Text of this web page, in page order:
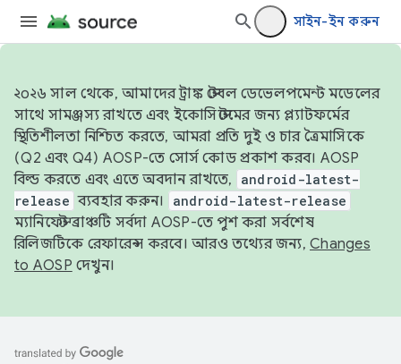
সাইন-ইন করুন
২০২৬ সাল থেকে, আমাদের ট্রাঙ্ক স্টেবল ডেভেলপমেন্ট মডেলের
সাথে সামঞ্জস্য রাখতে এবং ইকোসিস্টেমের জন্য প্ল্যাটফর্মের
স্থিতিশীলতা নিশ্চিত করতে, আমরা প্রতি দুই ও চার ত্রৈমাসিকে
(Q2 এবং Q4) AOSP-তে সোর্স কোড প্রকাশ করব। AOSP
বিল্ড করতে এবং এতে অবদান রাখতে,
android-latest-
release ব্যবহার করুন। android-latest-release
ম্যানিফেস্ট ব্রাঞ্চটি সর্বদা AOSP-তে পুশ করা সর্বশেষ
রিলিজটিকে রেফারেন্স করবে। আরও তথ্যের জন্য, Changes
to AOSP দেখুন।